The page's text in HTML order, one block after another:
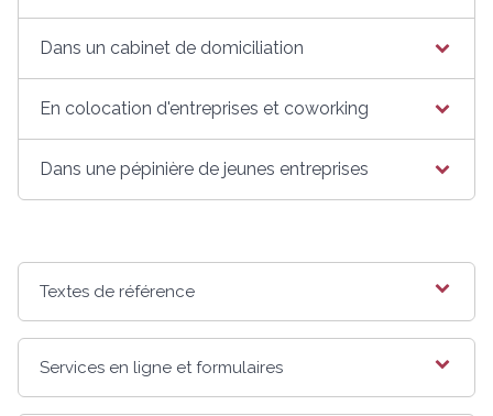
Dans un cabinet de domiciliation
En colocation d'entreprises et coworking
Dans une pépinière de jeunes entreprises
Textes de référence
Services en ligne et formulaires